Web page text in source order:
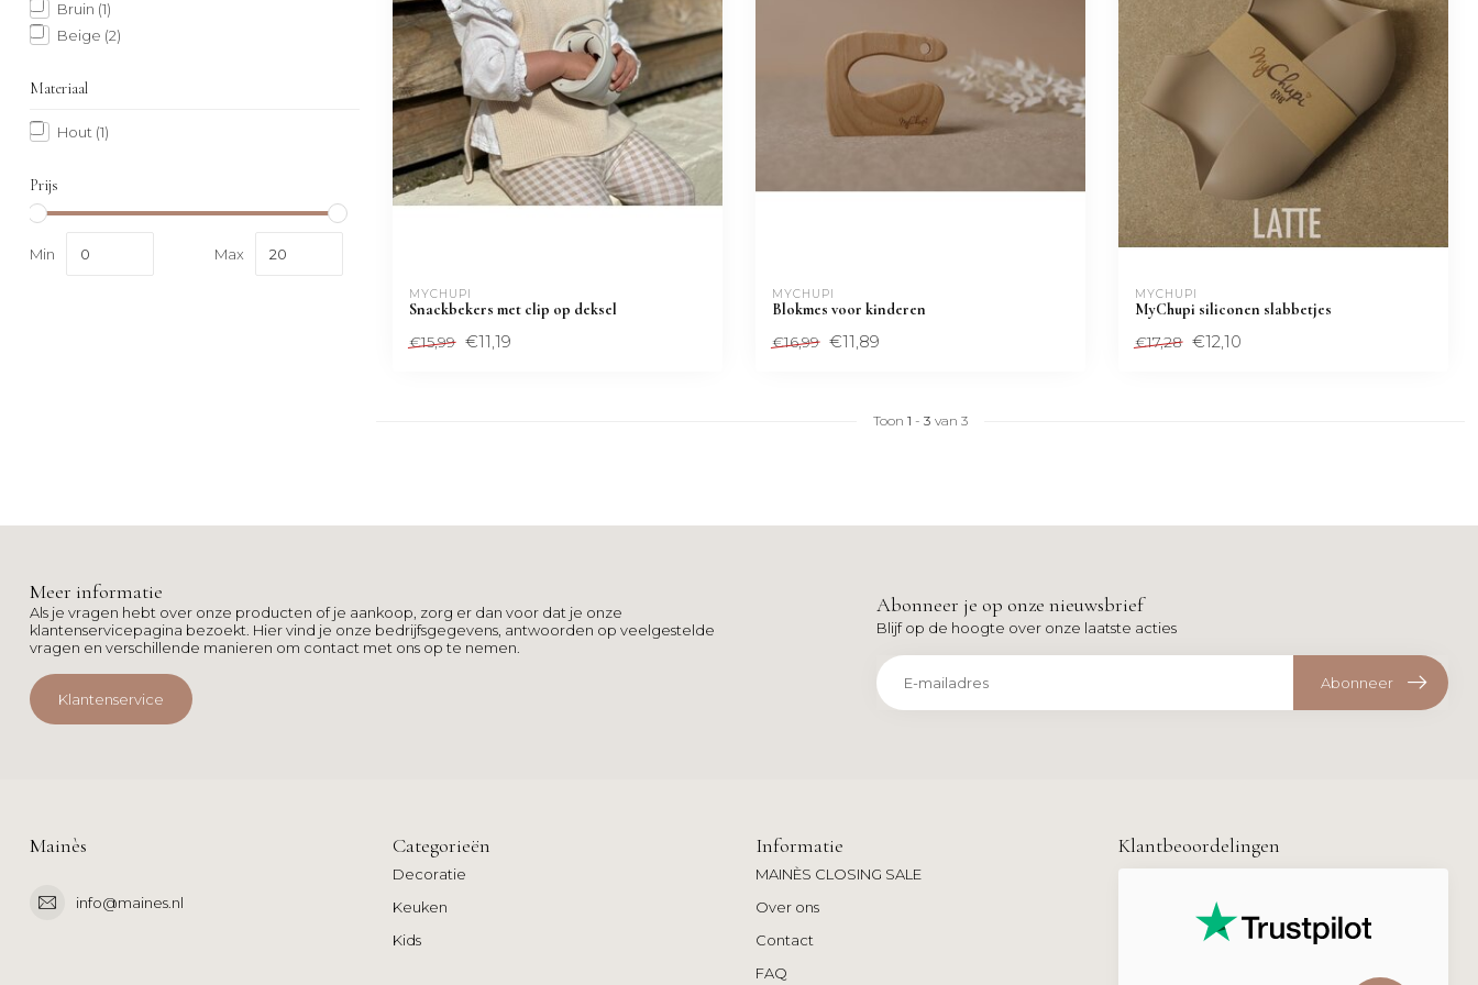
Bruin (1)
Beige (2)
Materiaal
Hout (1)
Prijs
Min Max
MYCHUPI
Snackbekers met clip op deksel
€15,99 €11,19
MYCHUPI
Blokmes voor kinderen
€16,99 €11,89
MYCHUPI
MyChupi siliconen slabbetjes
€17,28 €12,10
Toon 1 - 3 van 3
Meer informatie
Als je vragen hebt over onze producten of je aankoop, zorg er dan voor dat je onze
klantenservicepagina bezoekt. Hier vind je onze bedrijfsgegevens, antwoorden op veelgestelde
vragen en verschillende manieren om contact met ons op te nemen.
Klantenservice
Abonneer je op onze nieuwsbrief
Blijf op de hoogte over onze laatste acties
Abonneer
Mainès
info@maines.nl
Categorieën
Decoratie
Keuken
Kids
Informatie
MAINÈS CLOSING SALE
Over ons
Contact
FAQ
Klantbeoordelingen